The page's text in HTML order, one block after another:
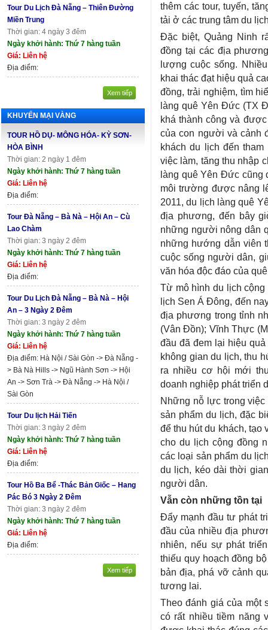
Tour Du Lịch Đà Nẵng – Thiên Đường
Miền Trung
Thời gian: 4 ngày 3 đêm
Ngày khởi hành: Thứ 7 hàng tuần
Giá: Liên hệ
Địa điểm:
Xem tiếp
KHUYẾN MẠI VÀNG
TOUR HỒ DỤ- MÔNG HÓA- KỲ SƠN-
HÒA BÌNH
Thời gian: 2 ngày 1 đêm
Ngày khởi hành: Thứ 7 hàng tuần
Giá: Liên hệ
Địa điểm:
Tour Đà Nẵng – Bà Nà – Hội An – Cù
Lao Chàm
Thời gian: 3 ngày 2 đêm
Ngày khởi hành: Thứ 7 hàng tuần
Giá: Liên hệ
Địa điểm:
Tour Du Lịch Đà Nẵng – Bà Nà – Hội
An – 3 Ngày 2 Đêm
Thời gian: 3 ngày 2 đêm
Ngày khởi hành: Thứ 7 hàng tuần
Giá: Liên hệ
Địa điểm: Hà Nội / Sài Gòn -> Đà Nẵng -
> Bà Nà Hills -> Ngũ Hành Sơn -> Hội
An -> Sơn Trà -> Đà Nẵng -> Hà Nội /
Sài Gòn
Tour Du lịch Hải Tiến
Thời gian: 3 ngày 2 đêm
Ngày khởi hành: Thứ 7 hàng tuần
Giá: Liên hệ
Địa điểm:
Tour Hồ Ba Bể -Thác Bản Giốc – Hang
Pác Bó 3 Ngày 2 Đêm
Thời gian: 3 ngày 2 đêm
Ngày khởi hành: Thứ 7 hàng tuần
Giá: Liên hệ
Địa điểm:
Xem tiếp
thêm các tour, tuyến,
tải ở các trung tâm du
Đặc biệt, Quảng Ninh
đồng tại các địa
lượng cuộc sống.
khai thác đạt hiệu quả
đồng, trải nghiệm, tìm
làng quê Yên Đức (TX
khá thành công và
của con người và cảnh
khách du lịch đến
việc làm, tăng thu nhập
làng quê Yên Đức cũng
môi trường được nâng
2011, du lịch làng quê
địa phương, đến bây
những người nông dân
những hướng dẫn viên
cuộc sống người dân,
văn hóa độc đáo của
Từ mô hình du lịch
lịch Sen Á Đông, đến
địa phương trong tỉnh
(Vân Đồn); Vĩnh Thực
đầu đã đem lại hiệu
không gian du lịch, thu
ra nhiều cơ hội mới
doanh nghiệp phát triển
Những nỗ lực trong
sản phẩm du lịch, đặc
để thu hút du khách,
cho du lịch cộng đồng
các loại sản phẩm du
du lịch, kéo dài thời
người dân.
Vẫn còn những tồn tại
Đẩy mạnh đầu tư phát
đầu của nhiều địa
nhiên, nếu sự phát
thiếu quy hoạch đồng
bản địa, phá vỡ cảnh
tương lai.
Theo đánh giá của một
có rất nhiều tiềm năng